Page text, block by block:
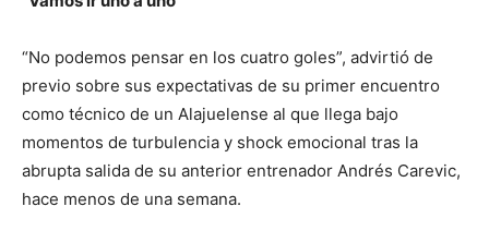
“No podemos pensar en los cuatro goles”, advirtió de
previo sobre sus expectativas de su primer encuentro
como técnico de un Alajuelense al que llega bajo
momentos de turbulencia y shock emocional tras la
abrupta salida de su anterior entrenador Andrés Carevic,
hace menos de una semana.